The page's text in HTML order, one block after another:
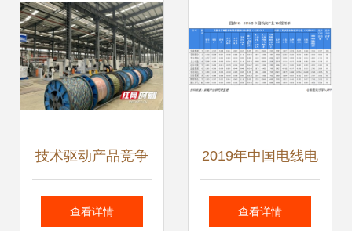
技术驱动产品竞争
力提升 望城经开区
查看详情
2019年中国电线电
缆行业市场竞争格
查看详情